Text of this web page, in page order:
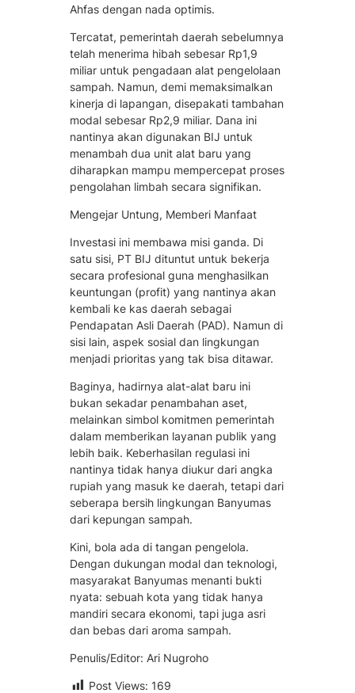
Ahfas dengan nada optimis.
Tercatat, pemerintah daerah sebelumnya
telah menerima hibah sebesar Rp1,9
miliar untuk pengadaan alat pengelolaan
sampah. Namun, demi memaksimalkan
kinerja di lapangan, disepakati tambahan
modal sebesar Rp2,9 miliar. Dana ini
nantinya akan digunakan BIJ untuk
menambah dua unit alat baru yang
diharapkan mampu mempercepat proses
pengolahan limbah secara signifikan.
Mengejar Untung, Memberi Manfaat
Investasi ini membawa misi ganda. Di
satu sisi, PT BIJ dituntut untuk bekerja
secara profesional guna menghasilkan
keuntungan (profit) yang nantinya akan
kembali ke kas daerah sebagai
Pendapatan Asli Daerah (PAD). Namun di
sisi lain, aspek sosial dan lingkungan
menjadi prioritas yang tak bisa ditawar.
Baginya, hadirnya alat-alat baru ini
bukan sekadar penambahan aset,
melainkan simbol komitmen pemerintah
dalam memberikan layanan publik yang
lebih baik. Keberhasilan regulasi ini
nantinya tidak hanya diukur dari angka
rupiah yang masuk ke daerah, tetapi dari
seberapa bersih lingkungan Banyumas
dari kepungan sampah.
Kini, bola ada di tangan pengelola.
Dengan dukungan modal dan teknologi,
masyarakat Banyumas menanti bukti
nyata: sebuah kota yang tidak hanya
mandiri secara ekonomi, tapi juga asri
dan bebas dari aroma sampah.
Penulis/Editor: Ari Nugroho
Post Views: 169